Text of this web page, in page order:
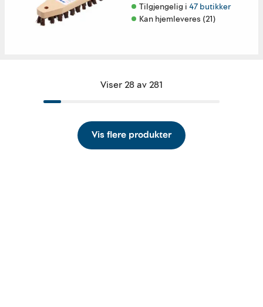
Tilgjengelig i 47 butikker
Kan hjemleveres (21)
Viser 28 av 281
Vis flere produkter